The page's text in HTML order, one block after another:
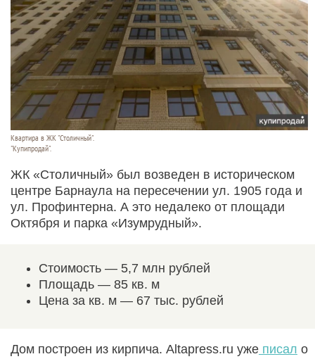
Квартира в ЖК "Столичный".
"Купипродай".
ЖК «Столичный» был возведен в историческом
центре Барнаула на пересечении ул. 1905 года и
ул. Профинтерна. А это недалеко от площади
Октября и парка «Изумрудный».
Стоимость — 5,7 млн рублей
Площадь — 85 кв. м
Цена за кв. м — 67 тыс. рублей
Дом построен из кирпича. Altapress.ru уже писал о